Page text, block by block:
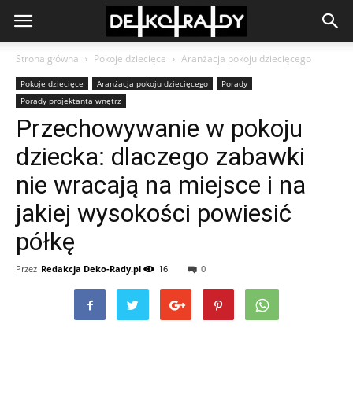
Strona główna Pokoje dziecięce Aranżacja pokoju dziecięcego
Pokoje dziecięce Aranżacja pokoju dziecięcego
Porady
Porady projektanta wnętrz
Przechowywanie w pokoju
dziecka: dlaczego zabawki
nie wracają na miejsce i na
jakiej wysokości powiesić
półkę
Przez Redakcja Deko-Rady.pl 16 0